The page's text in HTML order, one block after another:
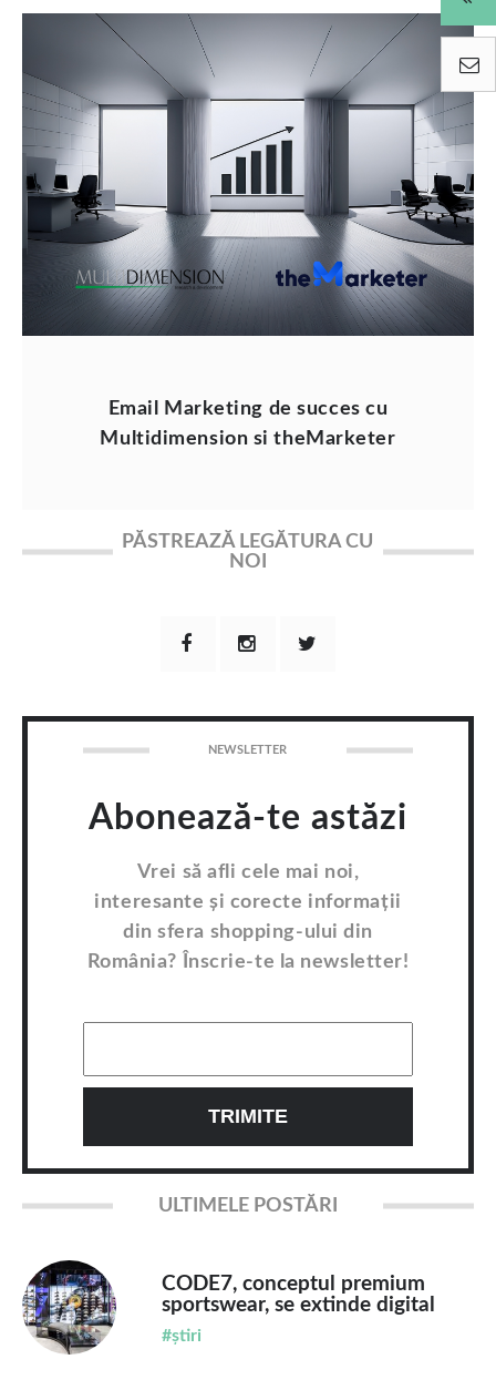
Email Marketing de succes cu
Multidimension si theMarketer
PĂSTREAZĂ LEGĂTURA CU
NOI
NEWSLETTER
Abonează-te astăzi
Vrei să afli cele mai noi,
interesante și corecte informații
din sfera shopping-ului din
România? Înscrie-te la newsletter!
ULTIMELE POSTĂRI
CODE7, conceptul premium
sportswear, se extinde digital
#știri